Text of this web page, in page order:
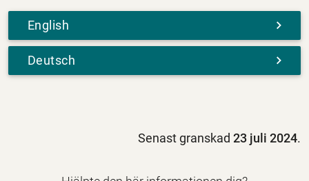
English
Deutsch
Senast granskad23 juli 2024.